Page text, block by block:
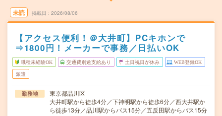
未読 掲載日 2026/08/06
【アクセス便利！＠大井町】PCキホンで
⇒1800円！メーカーで事務／日払いOK
職種未経験OK 交通費別途支給あり 土日祝日が休み WEB登録OK
派遣
勤務地
東京都品川区
大井町駅から徒歩4分／下神明駅から徒歩6分／西大井駅か
ら徒歩13分／品川駅からバス15分／五反田駅からバス15分